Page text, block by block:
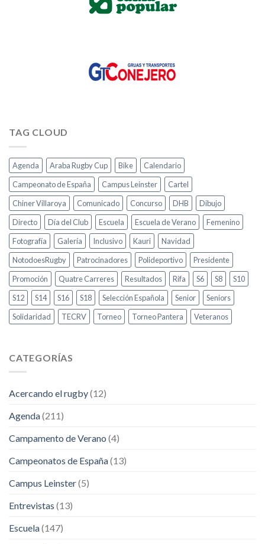
TAG CLOUD
Agenda Araba Rugby Cup Bike
Calendario
Campeonato de España
Campus Leinster
Cartel
Chiner Villaroya
Comunicado Concurso DHB
Dibujo
Directo
Día del Club Escuela Escuela de Verano
Femenino
Fotografía
Galería Inclusivo Kauri
Navidad
NotodoesRugby
Patrocinadores Polideportivo
Presidente
Promoción
Quatre Carreres Resultados Rifa S6 S8
S10
S12
S14 S16 S18 Selección Española Senior
Seniors
Solidaridad
TECRV Torneo Torneo Pantera Veteranos
CATEGORÍAS
Acercando el rugby(12)
Agenda(211)
Campamento de Verano (4)
Campeonatos de España(13)
Campus Leinster(5)
Entrevistas (13)
Escuela(147)